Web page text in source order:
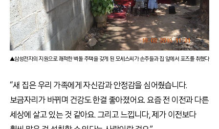
▲삼성전자의 지원으로 쾌적한 벽돌 주택을 갖게 된 모세스씨가 손주들과 집 앞에서 포즈를 취했다
“새 집은 우리 가족에게 자신감과 안정감을 심어줬습니다.
보금자리가 바뀌며 건강도 한결 좋아졌어요. 요즘 전 이전과 다른
세상에 살고 있는 것 같아요. 그리고 느낍니다, 제가 이전보다